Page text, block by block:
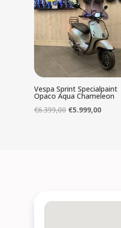
Vespa Sprint Specialpaint
Opaco Aqua Chameleon
€6.399,00 Oorspronkelijke
€5.999,00Huidige